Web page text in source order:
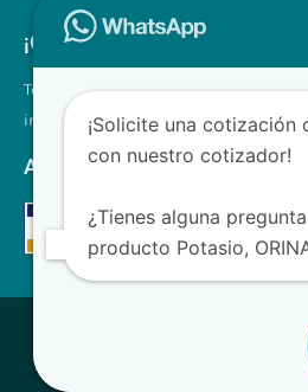
¡Contáctenos!
Tel.: +507 310 0680/81
info@clinilabpanama.com
Aceptamos
® CliniLab - Todos los
Desarrollado con ❤
¡Solicite una cotización
con nuestro cotizador!
¿Tienes alguna
producto Potasio,